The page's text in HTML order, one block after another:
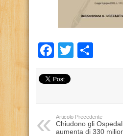
Facebook
Twitter
Articolo Precedente
Chiudono gli
aumenta di 330